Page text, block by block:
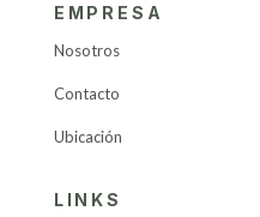
EMPRESA
Nosotros
Contacto
Ubicación
LINKS